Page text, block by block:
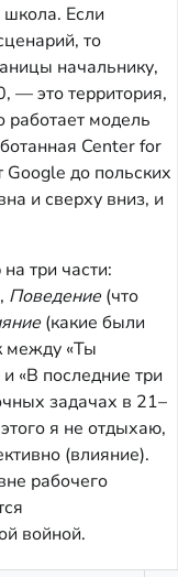
Если
то
начальнику,
— это территория,
работает модель
Center for
до польских
и сверху вниз, и
три части:
Поведение (что
(какие были
между «Ты
«В последние три
задачах в 21–
я не отдыхаю,
(влияние).
рабочего
войной.